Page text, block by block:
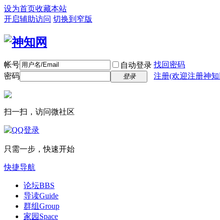
设为首页收藏本站
开启辅助访问 切换到窄版
帐号 自动登录 找回密码
密码
登录 注册(欢迎注册神
扫一扫，访问微社区
只需一步，快速开始
快捷导航
论坛BBS
导读Guide
群组Group
家园 Space